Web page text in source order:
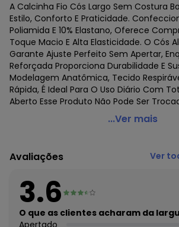
A Calcinha Fio Cós Largo Sem Costura
Estilo, Conforto E Praticidade.
Poliamida E 10% Elastano, Oferece
Toque Macio E Alta Elasticidade. O Cós
Garante Ajuste Perfeito Sem Apertar,
Reforçada Proporciona Durabilidade E
Modelagem Anatômica, Tecido
Rápida, É Ideal Para O Uso Diário Com
Aberto Esse Produto Não Pode Ser
Rovitex - Calcinha Cós Largo sem
Código do produto: 8017420
Fornecedor: ROVITEX IND E COM DE
Feito: China
Cuidados para conservação do
Não alvejar
Não secar e tambor
...Ver mais
Avaliações Ver
3.6
O que as clientes acharam da